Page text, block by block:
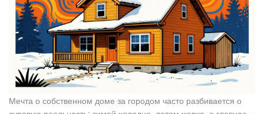
Мечта о собственном доме за городом часто разбивается о